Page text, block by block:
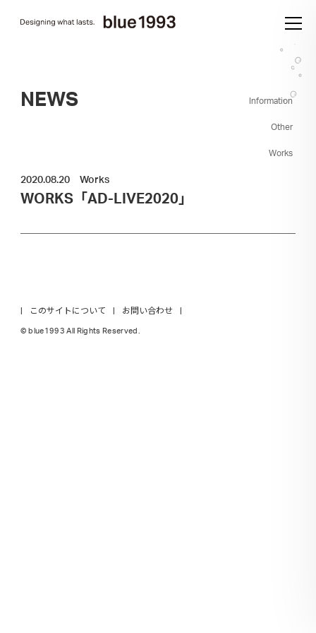
NEWS Information
Other
Works
2020.08.20 Works
WORKS「AD-LIVE2020」
このサイトについて お問い合わせ
© blue1993 All Rights Reserved.